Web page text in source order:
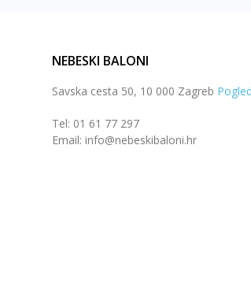
NEBESKI BALONI
Savska cesta 50, 10 000 Zagreb
Tel: 01 61 77 297
Email: info@nebeskibaloni.hr